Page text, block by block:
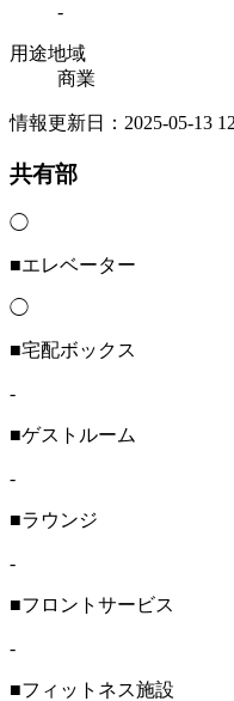
-
用途地域
商業
情報更新日：2025-05-13
共有部
◯
■エレベーター
◯
■宅配ボックス
-
■ゲストルーム
-
■ラウンジ
-
■フロントサービス
-
■フィットネス施設